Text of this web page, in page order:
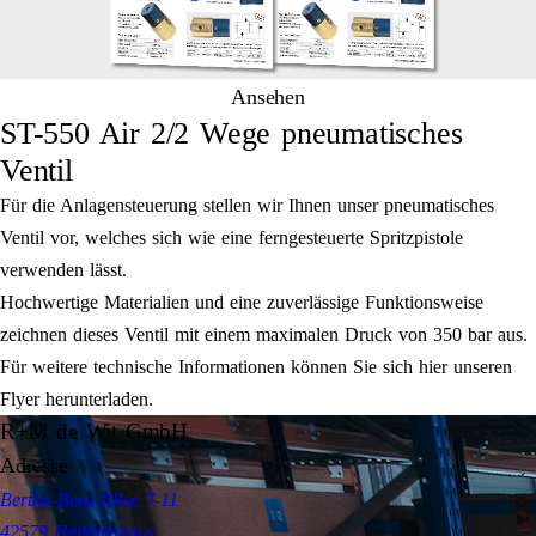
Ansehen
ST-550 Air 2/2 Wege pneumatisches
Ventil
Für die Anlagensteuerung stellen wir Ihnen unser pneumatisches
Ventil vor, welches sich wie eine ferngesteuerte Spritzpistole
verwenden lässt.
Hochwertige Materialien und eine zuverlässige Funktionsweise
zeichnen dieses Ventil mit einem maximalen Druck von 350 bar aus.
Für weitere technische Informationen können Sie sich hier unseren
Flyer herunterladen.
R+M de Wit GmbH
Adresse
Bertha-Benz-Allee 7-11
42579 Heiligenhaus